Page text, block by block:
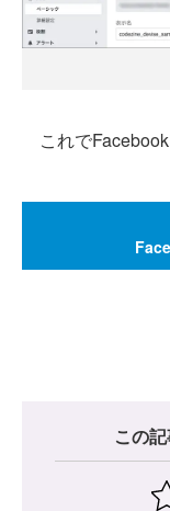
これでFacebook
この